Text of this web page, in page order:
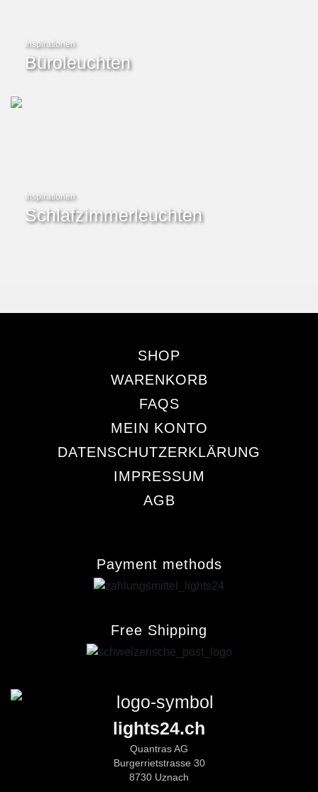
Inspirationen
Büroleuchten
Inspirationen
Schlafzimmerleuchten
SHOP
WARENKORB
FAQS
MEIN KONTO
DATENSCHUTZERKLÄRUNG
IMPRESSUM
AGB
Payment methods
Free Shipping
lights24.ch
Quantras AG
Burgerrietstrasse 30
8730 Uznach